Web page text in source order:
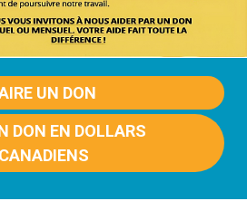
UN DON
DON EN DOLLARS
CANADIENS